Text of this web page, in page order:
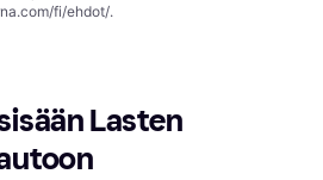
fi/ehdot/.
Lasten